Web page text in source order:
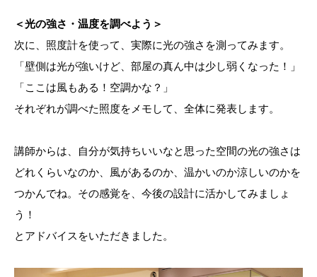
＜光の強さ・温度を調べよう＞
次に、照度計を使って、実際に光の強さを測ってみます。
「壁側は光が強いけど、部屋の真ん中は少し弱くなった！」
「ここは風もある！空調かな？」
それぞれが調べた照度をメモして、全体に発表します。
講師からは、自分が気持ちいいなと思った空間の光の強さは
どれくらいなのか、風があるのか、温かいのか涼しいのかを
つかんでね。その感覚を、今後の設計に活かしてみましょ
う！
とアドバイスをいただきました。